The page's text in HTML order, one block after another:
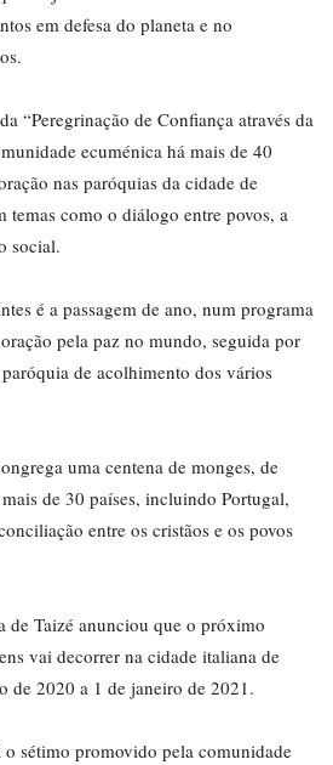
em defesa do planeta e no
“Peregrinação de Confiança através da
ecuménica há mais de 40
nas paróquias da cidade de
temas como o diálogo entre povos, a
social.
é a passagem de ano, num programa
pela paz no mundo, seguida por
paróquia de acolhimento dos vários
uma centena de monges, de
de 30 países, incluindo Portugal,
entre os cristãos e os povos
de Taizé anunciou que o próximo
vai decorrer na cidade italiana de
de 2020 a 1 de janeiro de 2021.
sétimo promovido pela comunidade